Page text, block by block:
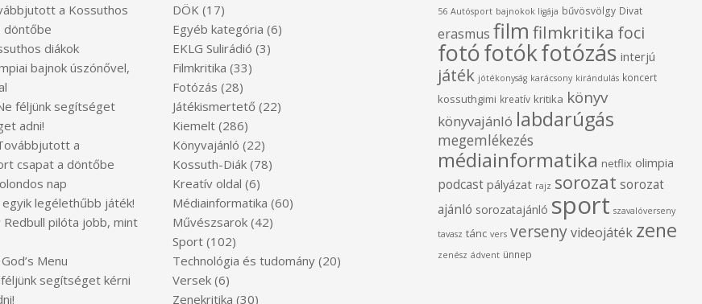
a Kossuthos
döntőbe
diákok
bajnok úszónővel,
féljünk segítséget
adni!
a
csapat a döntőbe
nap
egyik legélethűbb játék!
Redbull pilóta jobb, mint
Menu
segítséget kérni
DÖK (17)
Egyéb kategória (6)
EKLG Sulirádió (3)
Filmkritika (33)
Fotózás (28)
Játékismertető (22)
Kiemelt (286)
Könyvajánló (22)
Kossuth-Diák (78)
Kreatív oldal (6)
Médiainformatika (60)
Művészsarok (42)
Sport (102)
Technológia és tudomány (20)
Versek (6)
Zenekritika (30)
56 Autósport bajnokok ligája bűvösvölgy Divat
erasmus film filmkritika foci
fotófotókfotózás interjú
játék jótékonyság karácsony kirándulás koncert
kossuthgimi kreatív kritika könyv
könyvajánló labdarúgás
megemlékezés
médiainformatika netflix olimpia
podcast pályázat rajz sorozat sorozat
ajánló sorozatajánló sport szavalóverseny
tavasz tánc vers verseny videojáték zene
zenész ádvent ünnep